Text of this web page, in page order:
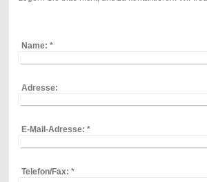
Name: *
Adresse:
E-Mail-Adresse: *
Telefon/Fax: *